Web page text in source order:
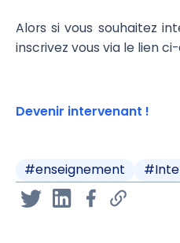
Alors si vous souhaitez
inscrivez vous via le lien
Devenir intervenant !
#enseignement #